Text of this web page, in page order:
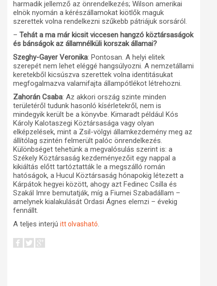
harmadik jellemző az önrendelkezés; Wilson amerikai
elnök nyomán a kérészállamokat kiötlők maguk
szerettek volna rendelkezni szűkebb pátriájuk sorsáról.
– Tehát a ma már kicsit viccesen hangzó köztársaságok
és bánságok az államnélküli korszak államai?
Szeghy-Gayer Veronika: Pontosan. A helyi elitek
szerepét nem lehet eléggé hangsúlyozni. A nemzetállami
keretekből kicsúszva szerettek volna identitásukat
megfogalmazva valamifajta állampótlékot létrehozni.
Zahorán Csaba: Az akkori ország szinte minden
területéről tudunk hasonló kísérletekről, nem is
mindegyik került be a könyvbe. Kimaradt például Kós
Károly Kalotaszegi Köztársasága vagy olyan
elképzelések, mint a Zsil-völgyi államkezdemény meg az
állítólag szintén felmerült palóc önrendelkezés.
Különbséget tehetünk a megvalósulás szerint is: a
Székely Köztársaság kezdeményezőit egy nappal a
kikiáltás előtt tartóztatták le a megszálló román
hatóságok, a Hucul Köztársaság hónapokig létezett a
Kárpátok hegyei között, ahogy azt Fedinec Csilla és
Szakál Imre bemutatják, míg a Fiumei Szabadállam –
amelynek kialakulását Ordasi Ágnes elemzi – évekig
fennállt.
A teljes interjú itt olvasható.